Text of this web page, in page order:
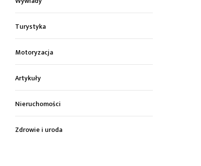
Turystyka
Motoryzacja
Artykuły
Nieruchomości
Zdrowie i uroda